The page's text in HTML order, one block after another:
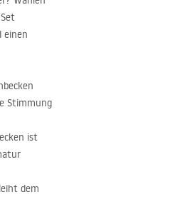
einen
Stimmung
ist
dem